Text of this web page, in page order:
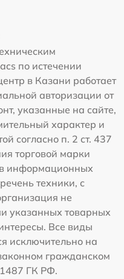
по истечении
в Казани работает
авторизации от
указанные на сайте,
характер и
согласно п. 2 ст. 437
торговой марки
в информационных
техники, с
не
указанных товарных
Все виды
исключительно на
гражданском
1487 ГК РФ.